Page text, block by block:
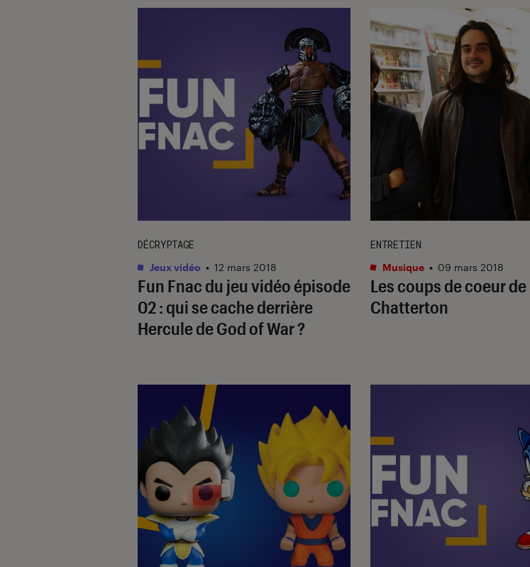
Fun Fnac du jeu vidéo épisode
02 : qui se cache derrière
Hercule de God of War ?
DÉCRYPTAGE
Jeux vidéo • 12 mars 2018
Les coups de coeur de
Chatterton
ENTRETIEN
Musique • 09 mars 2018